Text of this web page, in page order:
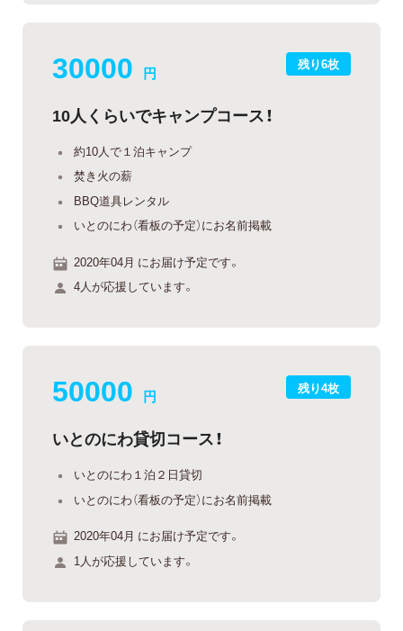
残り6枚
30000 円
10人くらいでキャンプコース！
約10人で１泊キャンプ
焚き火の薪
BBQ道具レンタル
いとのにわ（看板の予定）にお名前掲載
2020年04月 にお届け予定です。
4人が応援しています。
残り4枚
50000 円
いとのにわ貸切コース！
いとのにわ１泊２日貸切
いとのにわ（看板の予定）にお名前掲載
2020年04月 にお届け予定です。
1人が応援しています。